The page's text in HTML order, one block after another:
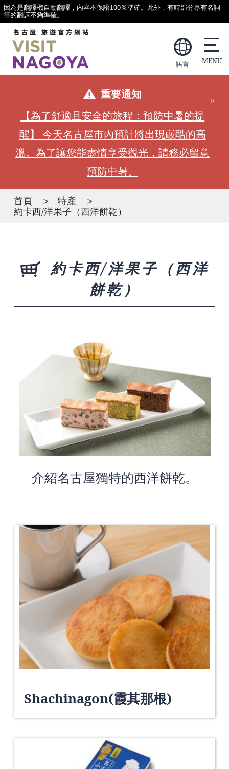
因為是翻譯機自動翻譯，內容不保證100％準確。此外，有時部分專有名詞
等的翻譯不夠準確。
語言
重要通知
【為了舒適且安全的旅程：預防中暑的提
醒】 今天名古屋市內預計將出現嚴酷的高
溫。為了讓您能盡情享受觀光，請務必留意
預防中暑。
首頁
特產
約卡西/洋果子（西洋餅乾）
約卡西/洋果子（西洋
餅乾）
介紹名古屋獨特的西洋餅乾。
Shachinagon(霞其那根)